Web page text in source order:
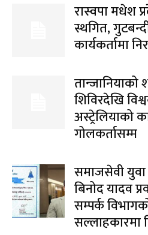
रास्वपा मधेश
स्थगित,
कार्यकर्तामा
तान्जानियाको
शिविरदेखि
अस्ट्रेलियाको
गोलकर्तासम्म
समाजसेवी युवा
बिनोद यादव
सम्पर्क
सल्लाहकारमा